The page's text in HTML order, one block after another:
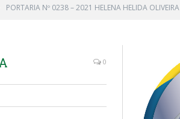
PORTARIA Nº 0238 – 2021 HELENA HELIDA OLIVEIRA
0